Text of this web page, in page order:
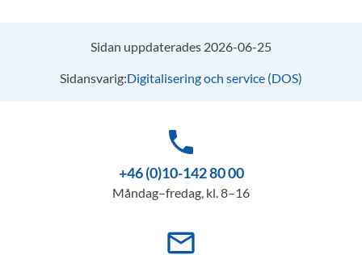
Sidan uppdaterades 2026-06-25
Sidansvarig:Digitalisering och service (DOS)
phone
+46 (0)10-142 80 00
Måndag–fredag, kl. 8–16
mail_outline